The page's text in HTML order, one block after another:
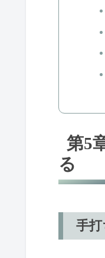
第5
る
手